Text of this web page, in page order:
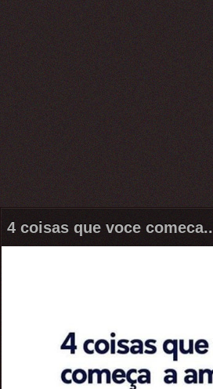
4 coisas que voce comeca..